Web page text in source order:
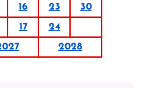
16 23
30
17
24
2028